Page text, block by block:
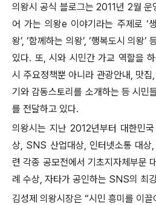
의왕시 공식 블로그는 2011년 2월 운
어 가는 의왕e 이야기라는 주제로 ‘
왕’, ‘함께하는 의왕’, ‘행복도시 의왕
있다. 또, 시와 시민간 가교 역할을
시 주요정책뿐 아니라 관광안내, 맛
기와 감동스토리를 소개하는 등 시민
를 전달하고 있다.
의왕시는 지난 2012년부터 대한민
상, SNS 산업대상, 인터넷소통 대
련 각종 공모전에서 기초지자체부문
례 수상, 자타가 공인하는 SNS의 최
김성제 의왕시장은 “시민 흥미를 이